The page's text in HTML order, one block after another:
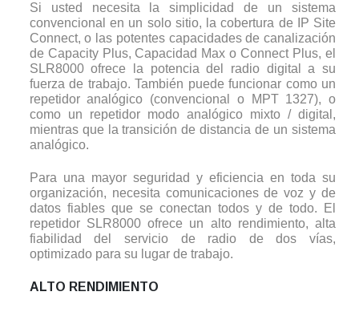
Si usted necesita la simplicidad de un sistema
convencional en un solo sitio, la cobertura de IP Site
Connect, o las potentes capacidades de canalización
de Capacity Plus, Capacidad Max o Connect Plus, el
SLR8000 ofrece la potencia del radio digital a su
fuerza de trabajo. También puede funcionar como un
repetidor analógico (convencional o MPT 1327), o
como un repetidor modo analógico mixto / digital,
mientras que la transición de distancia de un sistema
analógico.
Para una mayor seguridad y eficiencia en toda su
organización, necesita comunicaciones de voz y de
datos fiables que se conectan todos y de todo. El
repetidor SLR8000 ofrece un alto rendimiento, alta
fiabilidad del servicio de radio de dos vías,
optimizado para su lugar de trabajo.
ALTO RENDIMIENTO